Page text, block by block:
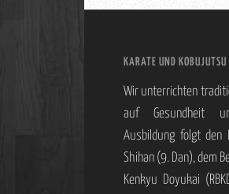
KARATE UND
Wir unterrichten
auf Gesundheit
Ausbildung folgt den
Shihan (9. Dan), dem
Kenkyu Doyukai